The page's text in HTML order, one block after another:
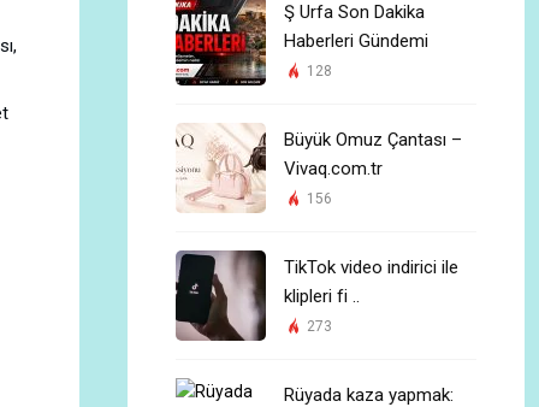
Ş Urfa Son Dakika
Haberleri Gündemi
128
Büyük Omuz Çantası –
Vivaq.com.tr
156
TikTok video indirici ile
klipleri fi ..
273
Rüyada kaza yapmak: